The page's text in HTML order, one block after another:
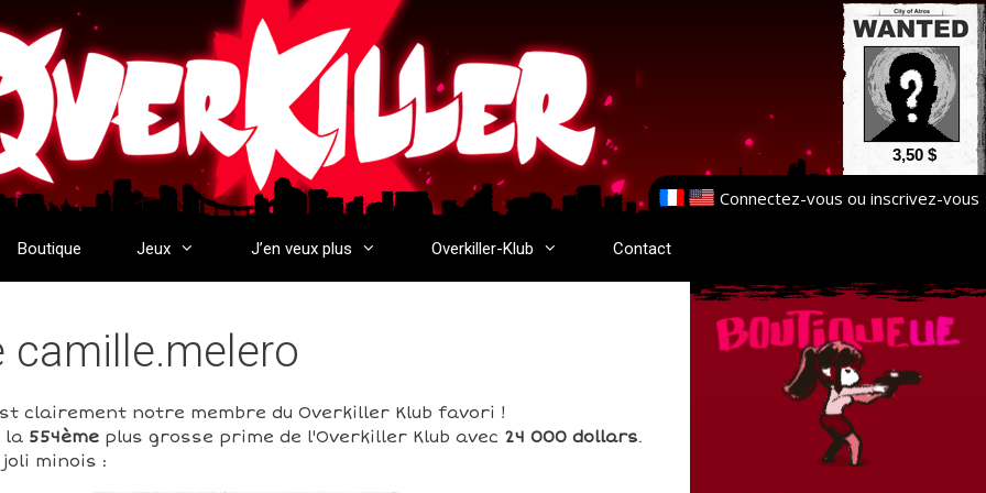
3,50 $
Connectez-vous ou inscrivez-vous
Boutique Jeux J’en veux plus Overkiller-Klub Contact
camille.melero
clairement notre membre du Overkiller Klub favori !
la 554èmeplus grosse prime de l'Overkiller Klub avec 24 000 dollars.
minois :